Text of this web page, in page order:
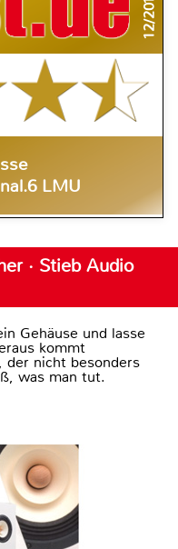
12/2014
LMU
· Stieb Audio
Gehäuse und lasse
kommt
der nicht besonders
was man tut.